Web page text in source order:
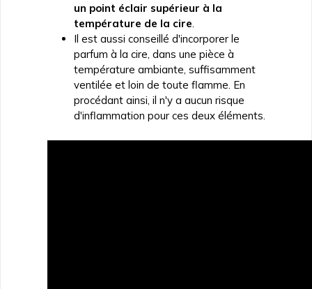
un point éclair supérieur à la
température de la cire
Il est aussi conseillé d'incorporer le
parfum à la cire, dans une pièce à
température ambiante, suffisamment
ventilée et loin de toute flamme. En
procédant ainsi, il n'y a aucun risque
d'inflammation pour ces deux éléments.